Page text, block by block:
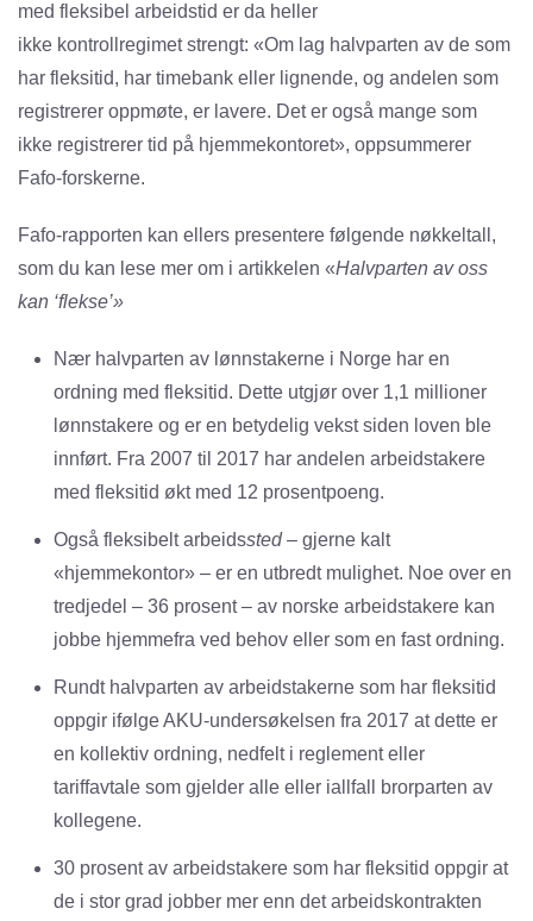
med fleksibel arbeidstid er da heller
ikke kontrollregimet strengt: «Om lag halvparten av de som
har fleksitid, har timebank eller lignende, og andelen som
registrerer oppmøte, er lavere. Det er også mange som
ikke registrerer tid på hjemmekontoret», oppsummerer
Fafo-forskerne.
Fafo-rapporten kan ellers presentere følgende nøkkeltall,
som du kan lese mer om i artikkelen «Halvparten av oss
kan ‘flekse’»
Nær halvparten av lønnstakerne i Norge har en
ordning med fleksitid. Dette utgjør over 1,1 millioner
lønnstakere og er en betydelig vekst siden loven ble
innført. Fra 2007 til 2017 har andelen arbeidstakere
med fleksitid økt med 12 prosentpoeng.
Også fleksibelt arbeidssted– gjerne kalt
«hjemmekontor» – er en utbredt mulighet. Noe over en
tredjedel – 36 prosent – av norske arbeidstakere kan
jobbe hjemmefra ved behov eller som en fast ordning.
Rundt halvparten av arbeidstakerne som har fleksitid
oppgir ifølge AKU-undersøkelsen fra 2017 at dette er
en kollektiv ordning, nedfelt i reglement eller
tariffavtale som gjelder alle eller iallfall brorparten av
kollegene.
30 prosent av arbeidstakere som har fleksitid oppgir at
de i stor grad jobber mer enn det arbeidskontrakten